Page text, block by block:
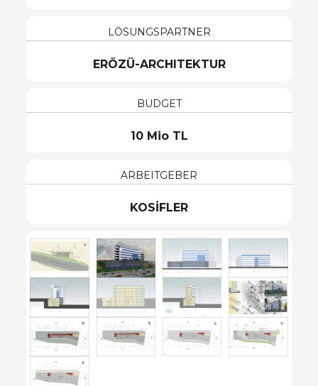
LÖSUNGSPARTNER
ERÖZÜ-ARCHITEKTUR
BUDGET
10 Mio TL
ARBEITGEBER
KOSİFLER